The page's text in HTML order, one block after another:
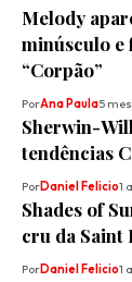
Melody
minúsculo e
“Corpão”
PorAna Paula5
Sherwin-
tendências
PorDaniel Felicio1
Shades of
cru da Saint
PorDaniel Felicio1